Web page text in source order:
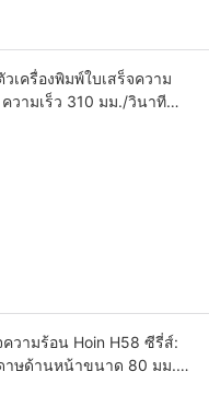
เครื่องพิมพ์ใบเสร็จความ
วามเร็ว 310 มม./วินาที
ความร้อน Hoin H58 ซีรี่ส์:
าษด้านหน้าขนาด 80 มม.